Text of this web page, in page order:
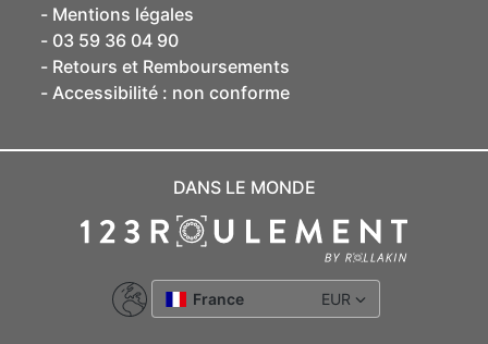
Mentions légales
03 59 36 04 90
Retours et Remboursements
Accessibilité : non conforme
DANS LE MONDE
France EUR